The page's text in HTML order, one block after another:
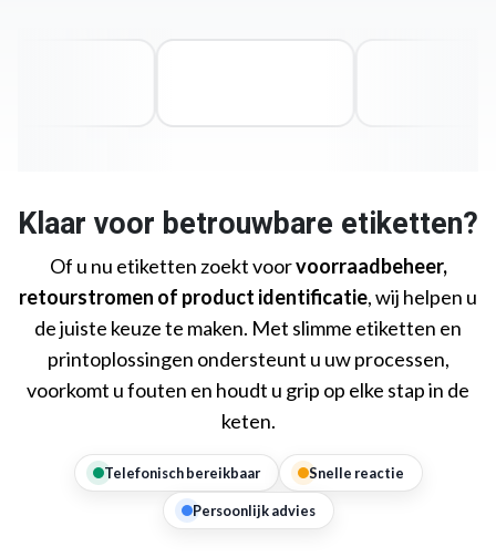
Klaar voor betrouwbare etiketten?
Of u nu etiketten zoekt voorvoorraadbeheer,
retourstromen of product identificatie, wij helpen u
de juiste keuze te maken. Met slimme etiketten en
printoplossingen ondersteunt u uw processen,
voorkomt u fouten en houdt u grip op elke stap in de
keten.
Telefonisch bereikbaar Snelle reactie
Persoonlijk advies